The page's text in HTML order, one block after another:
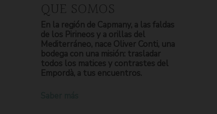
QUE SOMOS
En la región de Capmany, a las faldas
de los Pirineos y a orillas del
Mediterráneo, nace Oliver Conti, una
bodega con una misión: trasladar
todos los matices y contrastes del
Empordà, a tus encuentros.